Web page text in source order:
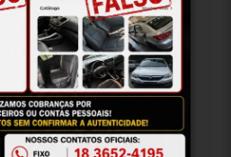
Traseiro
Esquerdo
Plastico
Brasi
Carro/Caminhonete